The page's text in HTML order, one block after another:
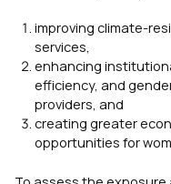
improving climate-
services,
enhancing
efficiency, and
providers, and
creating greater
opportunities for